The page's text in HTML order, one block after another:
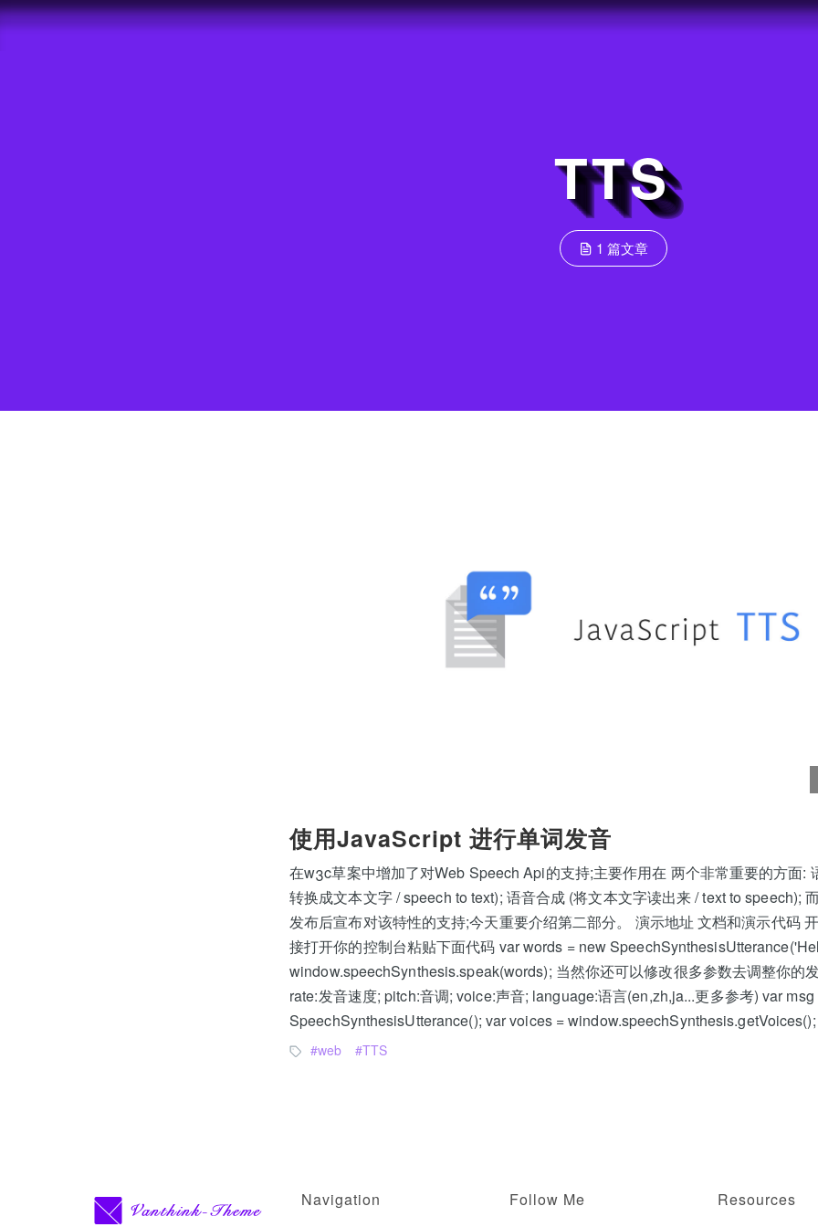
TTS
1 篇文章
使用JavaScript 进行单词发音
在w3c草案中增加了对Web Speech Api的支持;主要作用在 两个非常重要的方面:
转换成文本文字 / speech to text); 语音合成 (将文本文字读出来 / text to speech);
发布后宣布对该特性的支持;今天重要介绍第二部分。 演示地址 文档和演示代码
接打开你的控制台粘贴下面代码 var words = new
window.speechSynthesis.speak(words); 当然你还可以修改很多参数去调整你的
rate:发音速度; pitch:音调; voice:声音; language:语言(en,zh,ja...更多参考) var
SpeechSynthesisUtterance(); var voices =
web TTS
Navigation Follow Me Resources